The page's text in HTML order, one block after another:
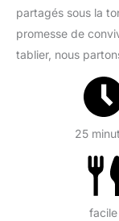
partagés sous la
promesse de
tablier, nous
25
facile